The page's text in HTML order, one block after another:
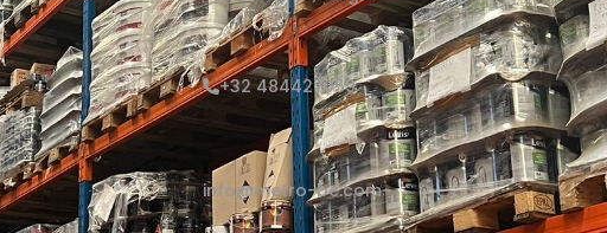
+32 484427059
info@metro-be.com